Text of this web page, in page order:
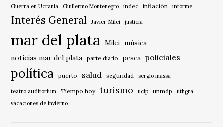
Guerra en Ucrania Guillermo Montenegro indec inflación informe
Interés General Javier Milei justicia
mar del plata Milei música
noticias mar del plata
parte diario pesca policiales
política puerto salud seguridad sergio massa
teatro auditorium Tiempo hoy turismo ucip unmdp
uthgra
vacaciones de invierno